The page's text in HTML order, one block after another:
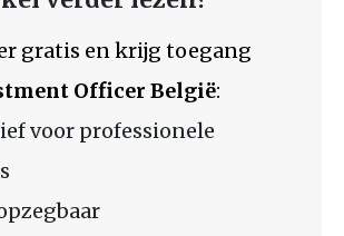
gratis en krijg toegang
Officer België:
voor professionele